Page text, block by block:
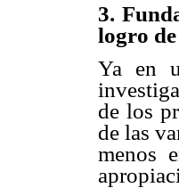
3.
logro
Ya en
de los
de las
menos